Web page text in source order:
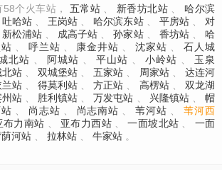
个火车站， 五常站 新香坊北站
哈尔滨
吐哈站 王岗站 哈尔滨东站 平房站
对
新松浦站 成高子站 孙家站 香坊站
哈
呼兰站 康金井站 沈家站
石人城
北站 阿城站 平山站 小岭站
玉泉
站 双城堡站 五家站 周家站
达连河
兰站 得莫利站 方正站 高楞站
双龙湖
州站 胜利镇站 万发屯站 兴隆镇站
帽
尚志站 尚志南站 苇河站
苇河西
布力南站 亚布力西站 一面坡北站
一面
河站 拉林站 牛家站 。